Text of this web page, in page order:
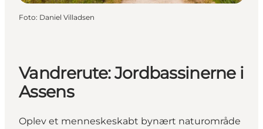
Foto: Daniel Villadsen
Vandrerute: Jordbassinerne i
Assens
Oplev et menneskeskabt bynært naturområde